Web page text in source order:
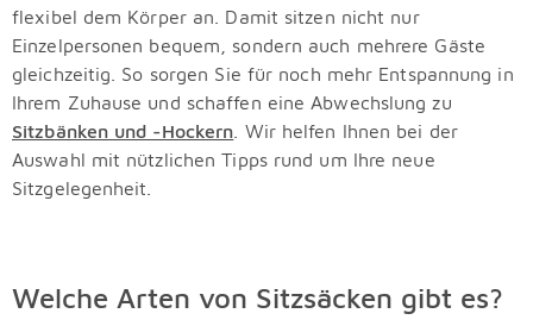
flexibel dem Körper an. Damit sitzen nicht nur
Einzelpersonen bequem, sondern auch mehrere Gäste
gleichzeitig. So sorgen Sie für noch mehr Entspannung in
Ihrem Zuhause und schaffen eine Abwechslung zu
Sitzbänken und -Hockern . Wir helfen Ihnen bei der
Auswahl mit nützlichen Tipps rund um Ihre neue
Sitzgelegenheit.
Welche Arten von Sitzsäcken gibt es?